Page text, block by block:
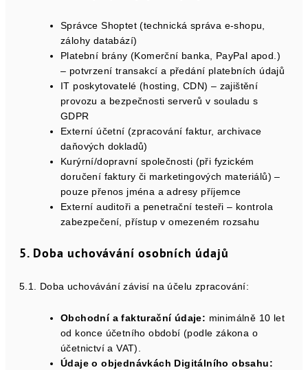
Správce Shoptet (technická správa e-shopu,
zálohy databází)
Platební brány (Komerční banka, PayPal apod.)
– potvrzení transakcí a předání platebních údajů
IT poskytovatelé (hosting, CDN) – zajištění
provozu a bezpečnosti serverů v souladu s
GDPR
Externí účetní (zpracování faktur, archivace
daňových dokladů)
Kurýrní/dopravní společnosti (při fyzickém
doručení faktury či marketingových materiálů) –
pouze přenos jména a adresy příjemce
Externí auditoři a penetrační testeři – kontrola
zabezpečení, přístup v omezeném rozsahu
5. Doba uchovávání osobních údajů
5.1. Doba uchovávání závisí na účelu zpracování:
Obchodní a fakturační údaje: minimálně 10 let
od konce účetního období (podle zákona o
účetnictví a VAT).
Údaje o objednávkách Digitálního obsahu: